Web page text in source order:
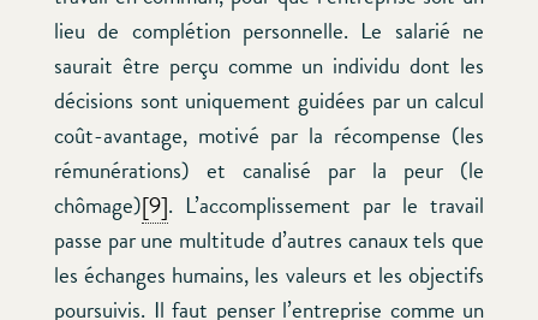
lieu de complétion personnelle. Le salarié ne
saurait être perçu comme un individu dont les
décisions sont uniquement guidées par un calcul
coût-avantage, motivé par la récompense (les
rémunérations) et canalisé par la peur (le
chômage)[9]. L’accomplissement par le travail
passe par une multitude d’autres canaux tels que
les échanges humains, les valeurs et les objectifs
poursuivis. Il faut penser l’entreprise comme un